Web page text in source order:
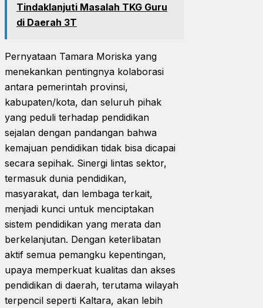
Tindaklanjuti Masalah TKG Guru
di Daerah 3T
Pernyataan Tamara Moriska yang
menekankan pentingnya kolaborasi
antara pemerintah provinsi,
kabupaten/kota, dan seluruh pihak
yang peduli terhadap pendidikan
sejalan dengan pandangan bahwa
kemajuan pendidikan tidak bisa dicapai
secara sepihak. Sinergi lintas sektor,
termasuk dunia pendidikan,
masyarakat, dan lembaga terkait,
menjadi kunci untuk menciptakan
sistem pendidikan yang merata dan
berkelanjutan. Dengan keterlibatan
aktif semua pemangku kepentingan,
upaya memperkuat kualitas dan akses
pendidikan di daerah, terutama wilayah
terpencil seperti Kaltara, akan lebih